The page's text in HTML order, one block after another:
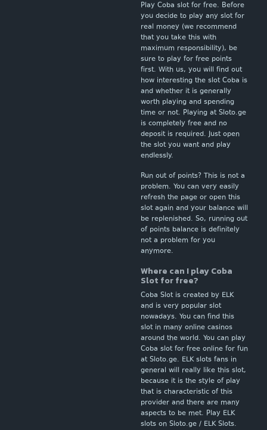
Play Coba slot for free. Before
you decide to play any slot for
real money (we recommend
that you take this with
maximum responsibility), be
sure to play for free points
first. With us, you will find out
how interesting the slot Coba is
and whether it is generally
worth playing and spending
time or not. Playing at Sloto.ge
is completely free and no
deposit is required. Just open
the slot you want and play
endlessly.
Run out of points? This is not a
problem. You can very easily
refresh the page or open this
slot again and your balance will
be replenished. So, running out
of points balance is definitely
not a problem for you
anymore.
Where can I play Coba
Slot for free?
Coba Slot is created by ELK
and is very popular slot
nowadays. You can find this
slot in many online casinos
around the world. You can play
Coba slot for free online for fun
at Sloto.ge. ELK slots fans in
general will really like this slot,
because it is the style of play
that is characteristic of this
provider and there are many
aspects to be met. Play ELK
slots on Sloto.ge / ELK Slots.